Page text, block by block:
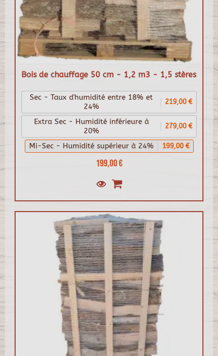
Bois de chauffage 50 cm - 1,2 m3 - 1,5 stères
199,00 €
Sec - Taux d'humidité entre 18% et
24%
219,00 €
Extra Sec - Humidité inférieure à
20%
279,00 €
Mi-Sec - Humidité supérieur à 24% 199,00 €